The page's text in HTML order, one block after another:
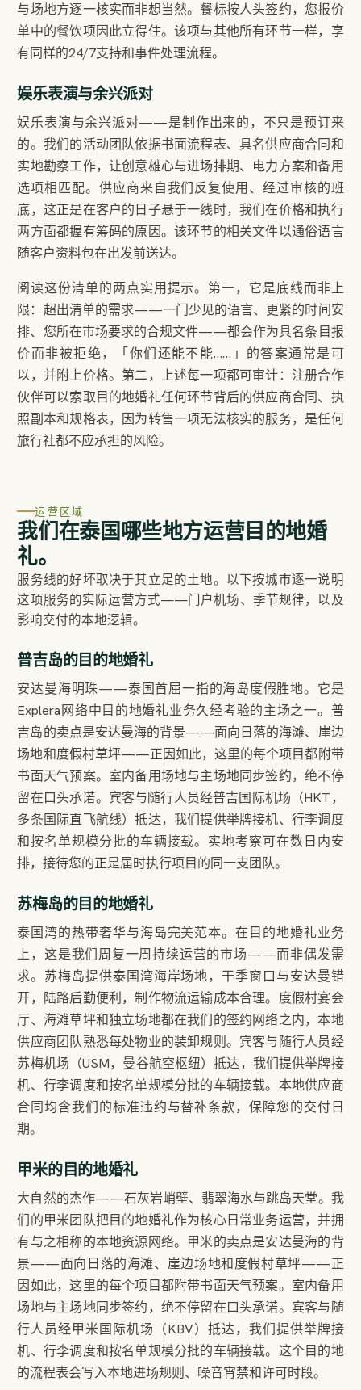
与场地方逐一核实而非想当然。餐标按人头签约，您报价
单中的餐饮项因此立得住。该项与其他所有环节一样，享
有同样的24/7支持和事件处理流程。
娱乐表演与余兴派对
娱乐表演与余兴派对——是制作出来的，不只是预订来
的。我们的活动团队依据书面流程表、具名供应商合同和
实地勘察工作，让创意雄心与进场排期、电力方案和备用
选项相匹配。供应商来自我们反复使用、经过审核的班
底，这正是在客户的日子悬于一线时，我们在价格和执行
两方面都握有筹码的原因。该环节的相关文件以通俗语言
随客户资料包在出发前送达。
阅读这份清单的两点实用提示。第一，它是底线而非上
限：超出清单的需求——一门少见的语言、更紧的时间安
排、您所在市场要求的合规文件——都会作为具名条目报
价而非被拒绝，「你们还能不能……」的答案通常是可
以，并附上价格。第二，上述每一项都可审计：注册合作
伙伴可以索取目的地婚礼任何环节背后的供应商合同、执
照副本和规格表，因为转售一项无法核实的服务，是任何
旅行社都不应承担的风险。
运营区域
我们在泰国哪些地方运营目的地婚
礼。
服务线的好坏取决于其立足的土地。以下按城市逐一说明
这项服务的实际运营方式——门户机场、季节规律，以及
影响交付的本地逻辑。
普吉岛的目的地婚礼
安达曼海明珠——泰国首屈一指的海岛度假胜地。它是
Explera网络中目的地婚礼业务久经考验的主场之一。普
吉岛的卖点是安达曼海的背景——面向日落的海滩、崖边
场地和度假村草坪——正因如此，这里的每个项目都附带
书面天气预案。室内备用场地与主场地同步签约，绝不停
留在口头承诺。宾客与随行人员经普吉国际机场（HKT，
多条国际直飞航线）抵达，我们提供举牌接机、行李调度
和按名单规模分批的车辆接载。实地考察可在数日内安
排，接待您的正是届时执行项目的同一支团队。
苏梅岛的目的地婚礼
泰国湾的热带奢华与海岛完美范本。在目的地婚礼业务
上，这是我们周复一周持续运营的市场——而非偶发需
求。苏梅岛提供泰国湾海岸场地，干季窗口与安达曼错
开，陆路后勤便利，制作物流运输成本合理。度假村宴会
厅、海滩草坪和独立场地都在我们的签约网络之内，本地
供应商团队熟悉每处物业的装卸规则。宾客与随行人员经
苏梅机场（USM，曼谷航空枢纽）抵达，我们提供举牌接
机、行李调度和按名单规模分批的车辆接载。本地供应商
合同均含我们的标准违约与替补条款，保障您的交付日
期。
甲米的目的地婚礼
大自然的杰作——石灰岩峭壁、翡翠海水与跳岛天堂。我
们的甲米团队把目的地婚礼作为核心日常业务运营，并拥
有与之相称的本地资源网络。甲米的卖点是安达曼海的背
景——面向日落的海滩、崖边场地和度假村草坪——正
因如此，这里的每个项目都附带书面天气预案。室内备用
场地与主场地同步签约，绝不停留在口头承诺。宾客与随
行人员经甲米国际机场（KBV）抵达，我们提供举牌接
机、行李调度和按名单规模分批的车辆接载。这个目的地
的流程表会写入本地进场规则、噪音宵禁和许可时段。